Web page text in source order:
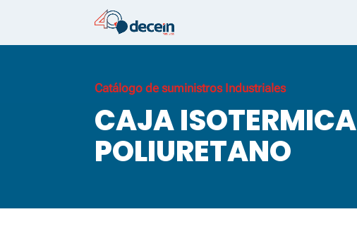
Catálogo de suministros Industriales
CAJA ISOTERMICA
POLIURETANO